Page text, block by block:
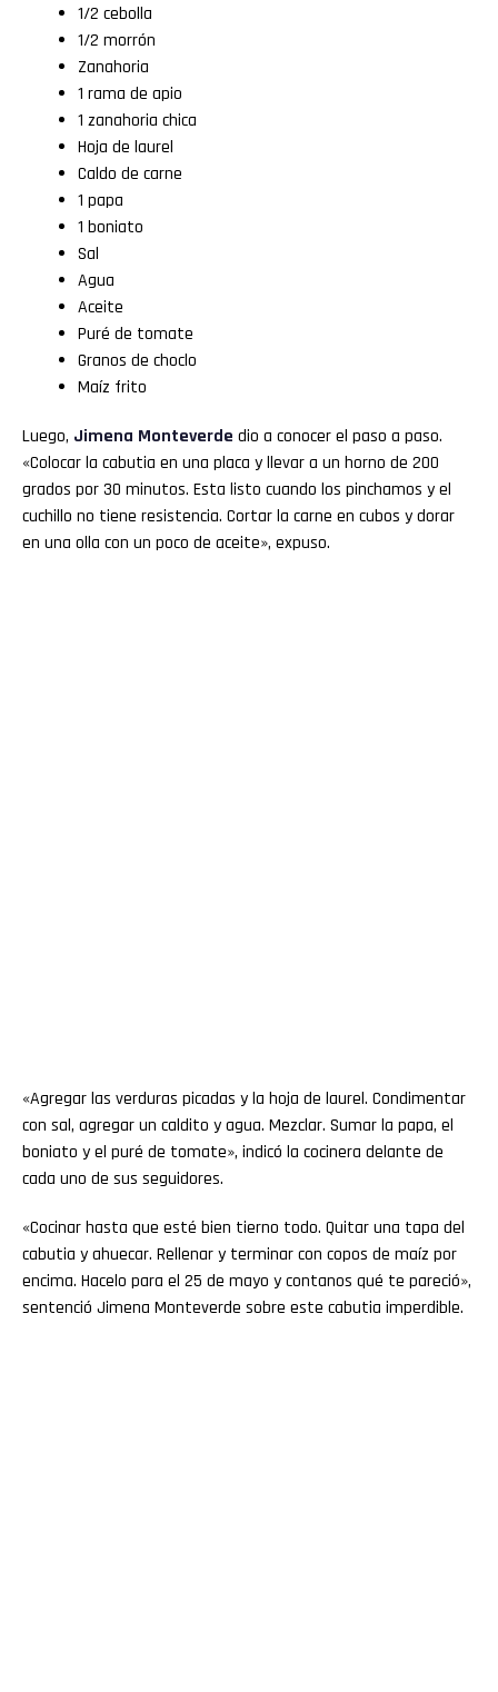
1/2 cebolla
1/2 morrón
Zanahoria
1 rama de apio
1 zanahoria chica
Hoja de laurel
Caldo de carne
1 papa
1 boniato
Sal
Agua
Aceite
Puré de tomate
Granos de choclo
Maíz frito
Luego, Jimena Monteverde dio a conocer el paso a paso.
«Colocar la cabutia en una placa y llevar a un horno de 200
grados por 30 minutos. Esta listo cuando los pinchamos y el
cuchillo no tiene resistencia. Cortar la carne en cubos y dorar
en una olla con un poco de aceite», expuso.
«Agregar las verduras picadas y la hoja de laurel. Condimentar
con sal, agregar un caldito y agua. Mezclar. Sumar la papa, el
boniato y el puré de tomate», indicó la cocinera delante de
cada uno de sus seguidores.
«Cocinar hasta que esté bien tierno todo. Quitar una tapa del
cabutia y ahuecar. Rellenar y terminar con copos de maíz por
encima. Hacelo para el 25 de mayo y contanos qué te pareció»,
sentenció Jimena Monteverde sobre este cabutia imperdible.